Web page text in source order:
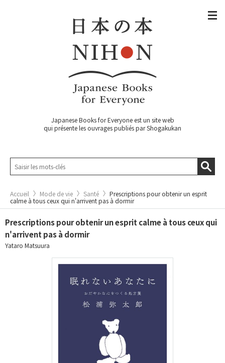
Japanese Books for Everyone est un site web
qui présente les ouvrages publiés par Shogakukan
Accueil Mode de vie Santé
Prescriptions pour obtenir un esprit
calme à tous ceux qui n'arrivent pas à dormir
Prescriptions pour obtenir un esprit calme à tous ceux qui
n'arrivent pas à dormir
Yataro Matsuura